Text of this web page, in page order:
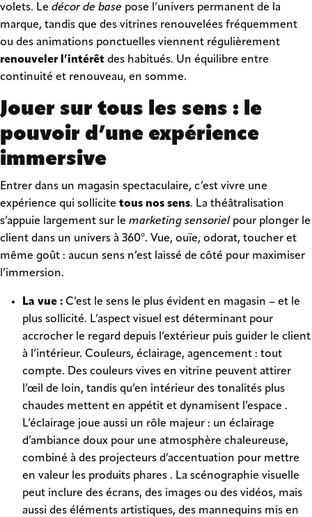
volets. Le décor de base pose l’univers permanent de la
marque, tandis que des vitrines renouvelées fréquemment
ou des animations ponctuelles viennent régulièrement
renouveler l’intérêt des habitués. Un équilibre entre
continuité et renouveau, en somme.
Jouer sur tous les sens : le
pouvoir d’une expérience
immersive
Entrer dans un magasin spectaculaire, c’est vivre une
expérience qui sollicite tous nos sens. La théâtralisation
s’appuie largement sur le marketing sensoriel pour plonger le
client dans un univers à 360°. Vue, ouïe, odorat, toucher et
même goût : aucun sens n’est laissé de côté pour maximiser
l’immersion.
La vue : C’est le sens le plus évident en magasin – et le
plus sollicité. L’aspect visuel est déterminant pour
accrocher le regard depuis l’extérieur puis guider le client
à l’intérieur. Couleurs, éclairage, agencement : tout
compte. Des couleurs vives en vitrine peuvent attirer
l’œil de loin, tandis qu’en intérieur des tonalités plus
chaudes mettent en appétit et dynamisent l’espace .
L’éclairage joue aussi un rôle majeur : un éclairage
d’ambiance doux pour une atmosphère chaleureuse,
combiné à des projecteurs d’accentuation pour mettre
en valeur les produits phares . La scénographie visuelle
peut inclure des écrans, des images ou des vidéos, mais
aussi des éléments artistiques, des mannequins mis en